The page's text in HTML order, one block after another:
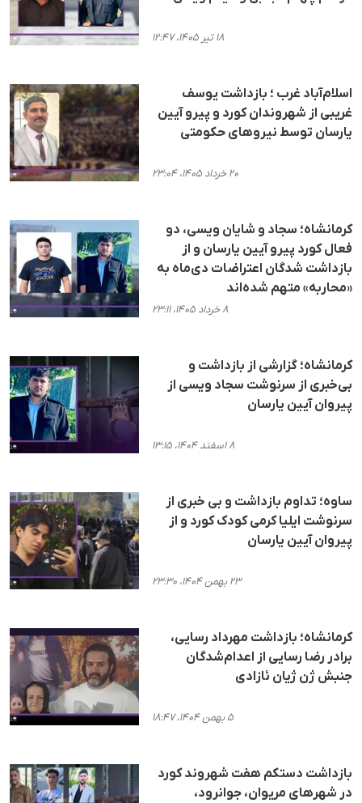
۱۸ تیر ۱۴۰۵، ۱۲:۴۷
اسلام‌آباد غرب ؛ بازداشت یوسف
غریبی از شهروندان کورد و پیرو آیین
یارسان توسط نیروهای حکومتی
۲۰ خرداد ۱۴۰۵، ۲۳:۰۴
کرمانشاه؛ سجاد و شایان ویسی، دو
فعال کورد پیرو آیین یارسان و از
بازداشت شدگان اعتراضات دی‌ماه به
«محاربه» متهم شده‌اند
۸ خرداد ۱۴۰۵، ۲۳:۱۱
کرمانشاه؛ گزارشی از بازداشت و
بی‌خبری از سرنوشت سجاد ویسی از
پیروان آیین یارسان
۸ اسفند ۱۴۰۴، ۱۳:۱۵
ساوە؛ تداوم بازداشت و بی خبری از
سرنوشت ایلیا کرمی کودک کورد و از
پیروان آیین یارسان
۲۳ بهمن ۱۴۰۴، ۲۳:۳۰
کرمانشاه؛ بازداشت مهرداد رسایی،
برادر رضا رسایی از اعدام‌شدگان
جنبش ژن ژیان ئازادی
۵ بهمن ۱۴۰۴، ۱۸:۴۷
بازداشت دستکم هفت شهروند کورد
در شهرهای مریوان، جوانرود،